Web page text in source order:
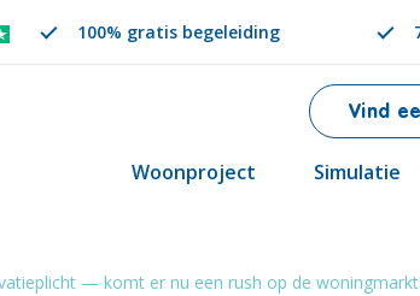
100% gratis begeleiding
Vind
Woonproject Simulatie
IS
— komt er nu een rush op de